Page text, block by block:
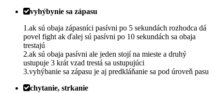
vyhýbynie sa zápasu
1.ak sú obaja zápasníci pasívni po 5 sekundách rozhodca dá
povel fight ak ďalej sú pasívni po 10 sekundách sa obaja
trestajú
2.ak sú obaja pasívni ale jeden stojí na mieste a druhý
ustupuje 3 krát vzad trestá sa ustupujúci
3.vyhýbanie sa zápasu je aj predkláňanie sa pod úroveň pasu
chytanie, strkanie